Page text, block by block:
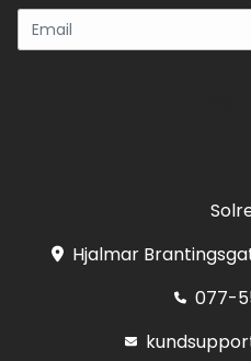
Hjalmar
077-